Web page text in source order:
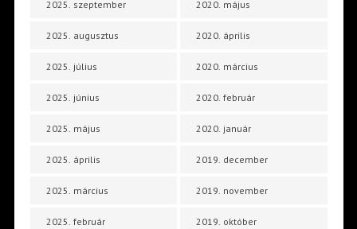
2025. szeptember
2025. augusztus
2025. július
2025. június
2025. május
2025. április
2025. március
2025. február
2020. május
2020. április
2020. március
2020. február
2020. január
2019. december
2019. november
2019. október